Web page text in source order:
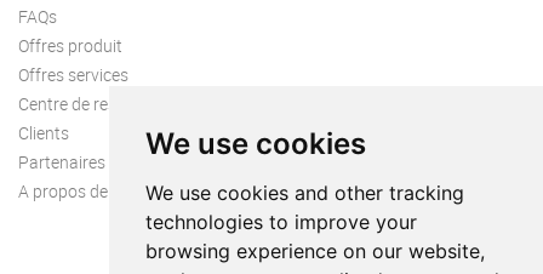
We use cookies
We use cookies and other tracking
technologies to improve your
browsing experience on our website,
FAQs
Offres produit
Offres services
Centre de ressources
Clients
Partenaires
A propos de nous